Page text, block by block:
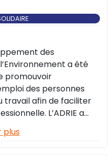
des
a été
promouvoir
des personnes
travail afin de faciliter
L’ADRIE a
par le
plus